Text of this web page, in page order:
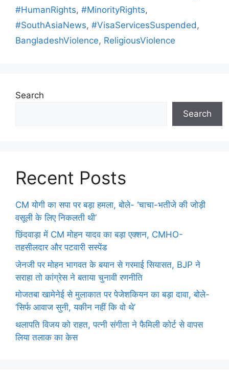
#HumanRights, #MinorityRights,
#SouthAsiaNews, #VisaServicesSuspended ,
BangladeshViolence, ReligiousViolence
Search
Search
Recent Posts
CM योगी का सपा पर बड़ा हमला, बोले- ‘चाचा-भतीजे की जोड़ी
वसूली के लिए निकलती थी’
छिंदवाड़ा में CM मोहन यादव का बड़ा एक्शन, CMHO-
तहसीलदार और पटवारी सस्पेंड
जेनजी पर मोहन भागवत के बयान से गरमाई सियासत, BJP ने
सराहा तो कांग्रेस ने बताया चुनावी रणनीति
मोजतबा खामेनेई से मुलाकात पर पेजेशकियन का बड़ा दावा, बोले-
‘सिर्फ आवाज सुनी, यकीन नहीं कि वो थे’
थलापति विजय को राहत, पत्नी संगीता ने फैमिली कोर्ट से वापस
लिया तलाक का केस